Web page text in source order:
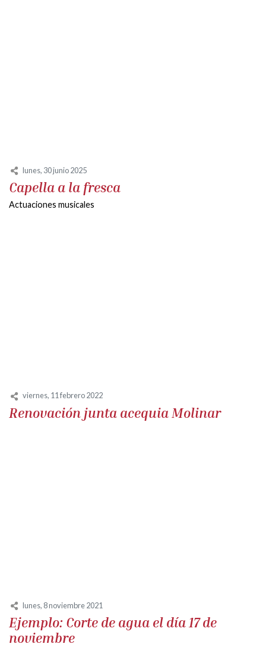
lunes, 30 junio 2025
Capella a la fresca
Actuaciones musicales
viernes, 11 febrero 2022
Renovación junta acequia Molinar
lunes, 8 noviembre 2021
Ejemplo: Corte de agua el día 17 de
noviembre